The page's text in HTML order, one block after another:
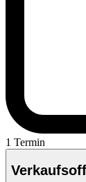
1 Termin